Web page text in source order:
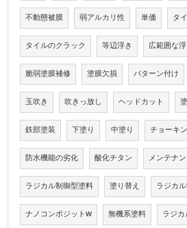
不動態被膜 弱アルカリ性 単価 タ
タイルのクラック 等辺浮き 広範囲な
脆弱塗膜補修 塗膜欠損 パターン付け
玉吹き 吹きっ放し ヘッドカット
鉄部塗装 下塗り 中塗り チョーキ
防水機能の劣化 酸化チタン メンテナ
ラジカル制御型塗料 塗り替え ラジカ
ナノコンポジットW 無機系塗料 ラジ